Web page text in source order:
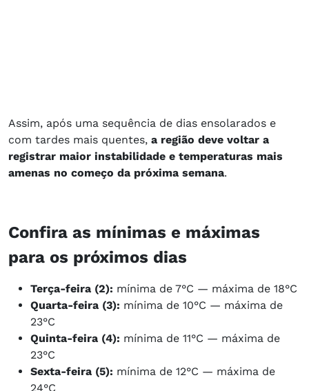
Assim, após uma sequência de dias ensolarados e
com tardes mais quentes, a região deve voltar a
registrar maior instabilidade e temperaturas mais
amenas no começo da próxima semana.
Confira as mínimas e máximas
para os próximos dias​​​
Terça-feira (2): mínima de 7°C — máxima de 18°C
Quarta-feira (3): mínima de 10°C — máxima de
23°C
Quinta-feira (4): mínima de 11°C — máxima de
23°C
Sexta-feira (5): mínima de 12°C — máxima de
24°C